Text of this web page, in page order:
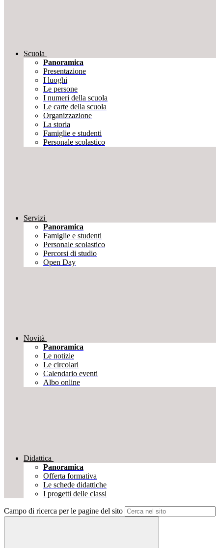
Scuola
Panoramica
Presentazione
I luoghi
Le persone
I numeri della scuola
Le carte della scuola
Organizzazione
La storia
Famiglie e studenti
Personale scolastico
Servizi
Panoramica
Famiglie e studenti
Personale scolastico
Percorsi di studio
Open Day
Novità
Panoramica
Le notizie
Le circolari
Calendario eventi
Albo online
Didattica
Panoramica
Offerta formativa
Le schede didattiche
I progetti delle classi
Campo di ricerca per le pagine del sito